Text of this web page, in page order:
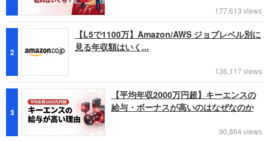
177,613 views
2
【L5で1100万】Amazon/AWS ジョブレベル別に
見る年収額はいく...
136,117 views
3
【平均年収2000万円超】キーエンスの
給与・ボーナスが高いのはなぜなのか
90,864 views